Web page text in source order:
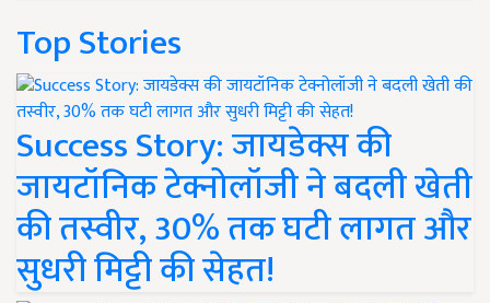
Top Stories
Success Story: जायडेक्स की
जायटॉनिक टेक्नोलॉजी ने बदली खेती
की तस्वीर, 30% तक घटी लागत और
सुधरी मिट्टी की सेहत!